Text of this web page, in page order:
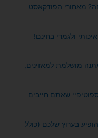
מאחורי הפודקאסט
ולגמרי בחינם!
מושלמת למאזינים,
שאתם חייבים
בערוץ שלכם (כולל